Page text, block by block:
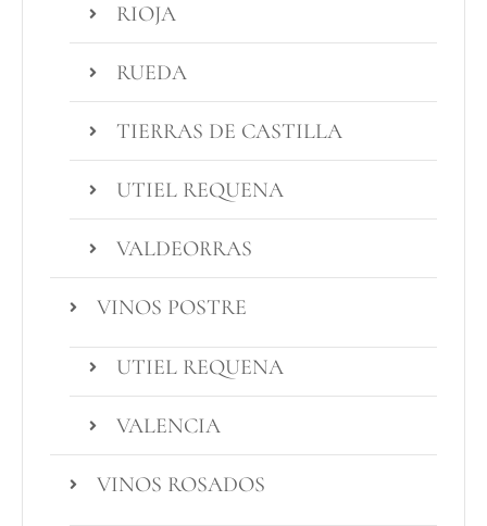
RIOJA
RUEDA
TIERRAS DE CASTILLA
UTIEL REQUENA
VALDEORRAS
VINOS POSTRE
UTIEL REQUENA
VALENCIA
VINOS ROSADOS